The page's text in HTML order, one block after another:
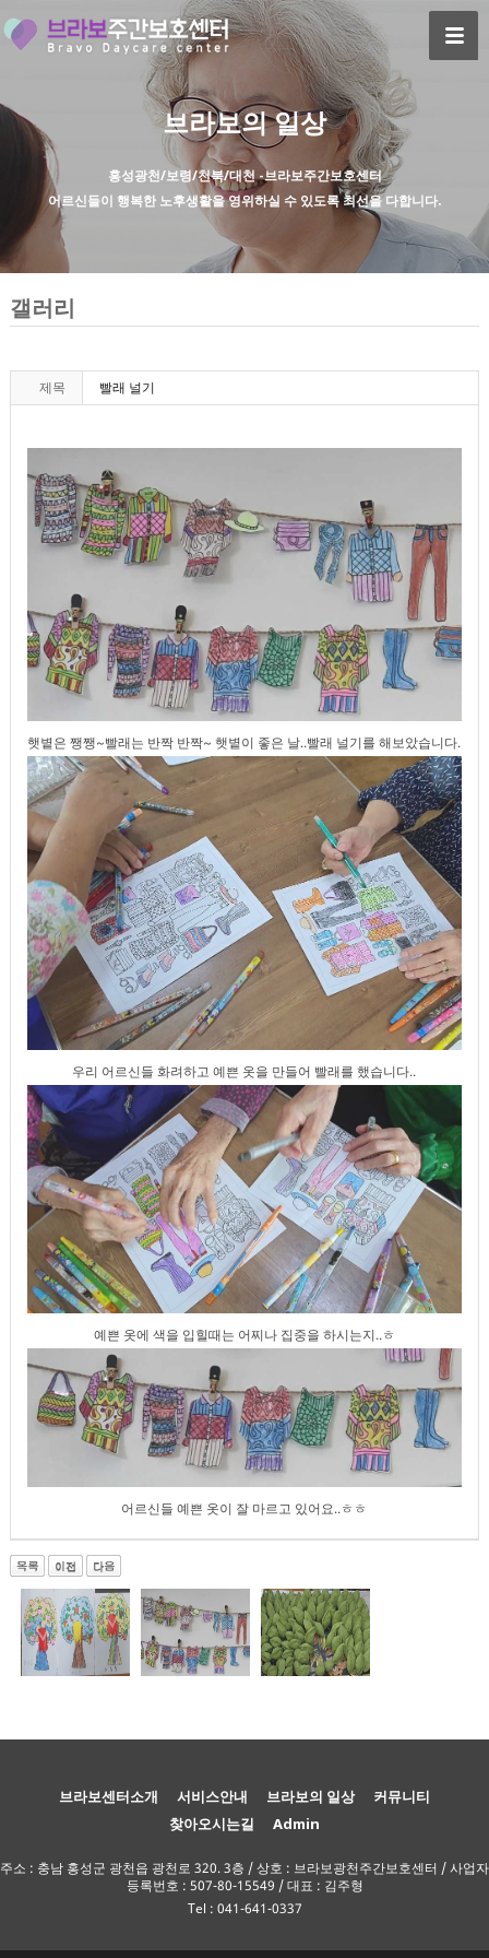
브라보의 일상
홍성광천/보령/천북/대천 -브라보주간보호센터
어르신들이 행복한 노후생활을 영위하실 수 있도록 최선을 다합니다.
갤러리
제목 빨래 널기
햇볕은 쨍쨍~빨래는 반짝 반짝~ 햇볕이 좋은 날..빨래 널기를 해보았습니다.
우리 어르신들 화려하고 예쁜 옷을 만들어 빨래를 했습니다..
예쁜 옷에 색을 입힐때는 어찌나 집중을 하시는지..ㅎ
어르신들 예쁜 옷이 잘 마르고 있어요..ㅎㅎ
브라보센터소개 서비스안내 브라보의 일상
커뮤니티
찾아오시는길
Admin
주소 : 충남 홍성군 광천읍 광천로 320. 3층 / 상호 : 브라보광천주간보호센터 / 사업자
등록번호 : 507-80-15549 / 대표 : 김주형
Tel : 041-641-0337